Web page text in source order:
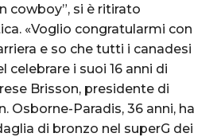
cowboy”, si è ritirato
«Voglio congratularmi con
e so che tutti i canadesi
celebrare i suoi 16 anni di
Brisson, presidente di
Osborne-Paradis, 36 anni, ha
di bronzo nel superG dei